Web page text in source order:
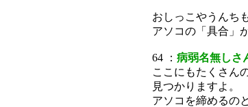
おしっこやうんち
アソコの「具合」
64 ： 病弱名無しさ
ここにもたくさん
見つかりますよ。
アソコを締めるの